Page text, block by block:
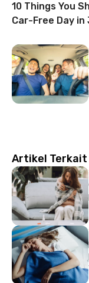
10 Things You
Car-Free Day
Artikel Terkait